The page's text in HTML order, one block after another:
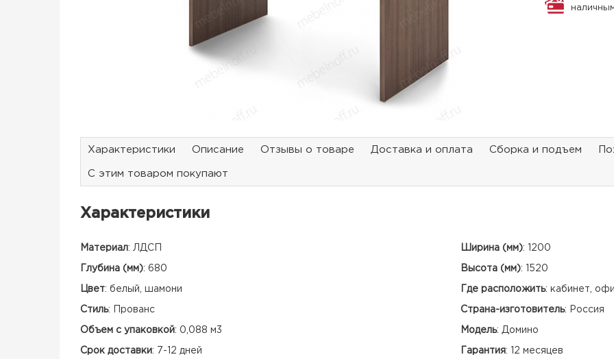
Характеристики Описание Отзывы о товаре Доставка и оплата Сборка и подъем
С этим товаром покупают
Характеристики
Материал: ЛДСП Ширина (мм): 1200
Глубина (мм): 680 Высота (мм): 1520
Цвет: белый, шамони Где расположить: кабинет,
Стиль: Прованс Страна-изготовитель: Россия
Объем с упаковкой: 0,088 м3 Модель: Домино
Срок доставки: 7-12 дней Гарантия: 12 месяцев